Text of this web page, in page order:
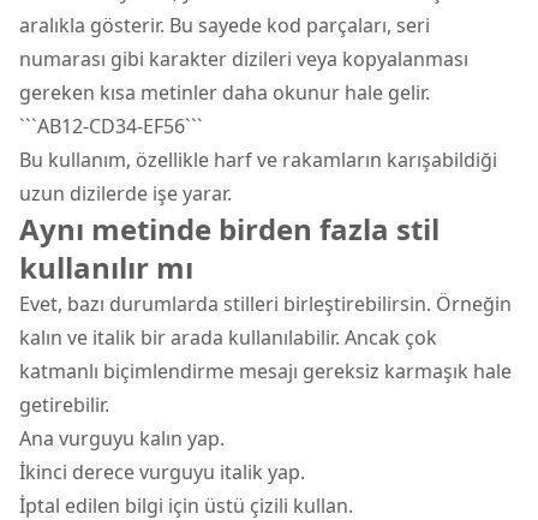
aralıkla gösterir. Bu sayede kod parçaları, seri
numarası gibi karakter dizileri veya kopyalanması
gereken kısa metinler daha okunur hale gelir.
```AB12-CD34-EF56```
Bu kullanım, özellikle harf ve rakamların karışabildiği
uzun dizilerde işe yarar.
Aynı metinde birden fazla stil
kullanılır mı
Evet, bazı durumlarda stilleri birleştirebilirsin. Örneğin
kalın ve italik bir arada kullanılabilir. Ancak çok
katmanlı biçimlendirme mesajı gereksiz karmaşık hale
getirebilir.
Ana vurguyu kalın yap.
İkinci derece vurguyu italik yap.
İptal edilen bilgi için üstü çizili kullan.